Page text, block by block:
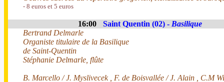
- 8 euros et 5 euros
16:00 Saint Quentin (02) - Basilique
Bertrand Delmarle
Organiste titulaire de la Basilique
de Saint-Quentin
Stéphanie Delmarle, flûte
B. Marcello / J. Myslivecek , F. de Boisvallée / J. Alain , C.M